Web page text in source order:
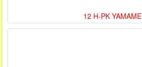
12 H-PK YAMAME